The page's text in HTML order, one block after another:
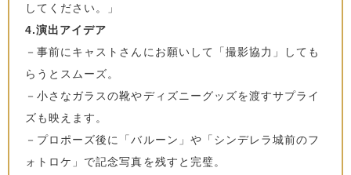
してください。」
4.演出アイデア
－事前にキャストさんにお願いして「撮影協力」しても
らうとスムーズ。
－小さなガラスの靴やディズニーグッズを渡すサプライ
ズも映えます。
－プロポーズ後に「バルーン」や「シンデレラ城前のフ
ォトロケ」で記念写真を残すと完璧。